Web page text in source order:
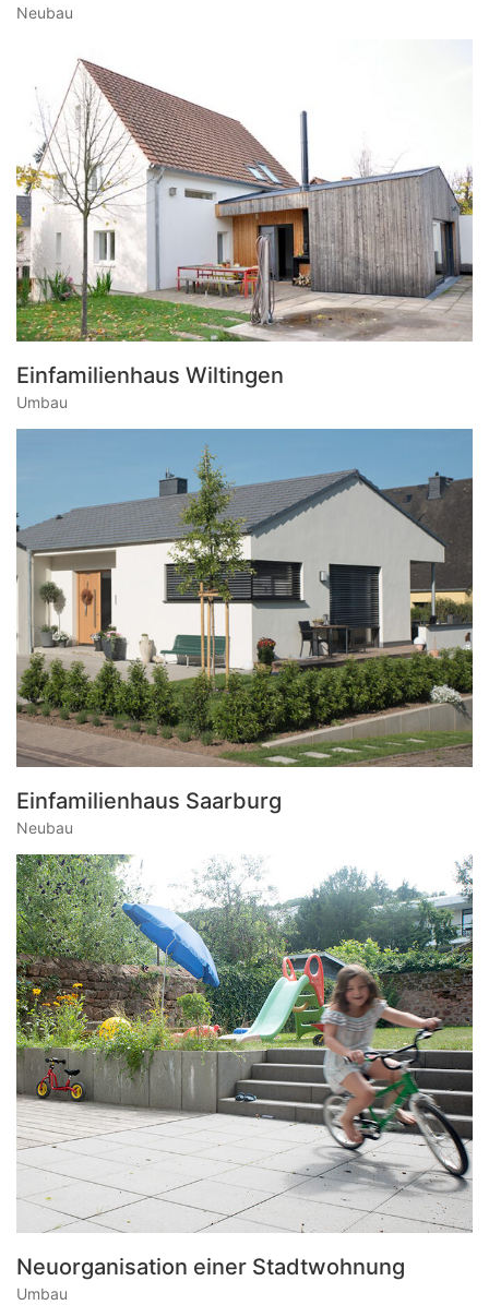
Neubau
Einfamilienhaus Wiltingen
Umbau
Einfamilienhaus Saarburg
Neubau
Neuorganisation einer Stadtwohnung
Umbau